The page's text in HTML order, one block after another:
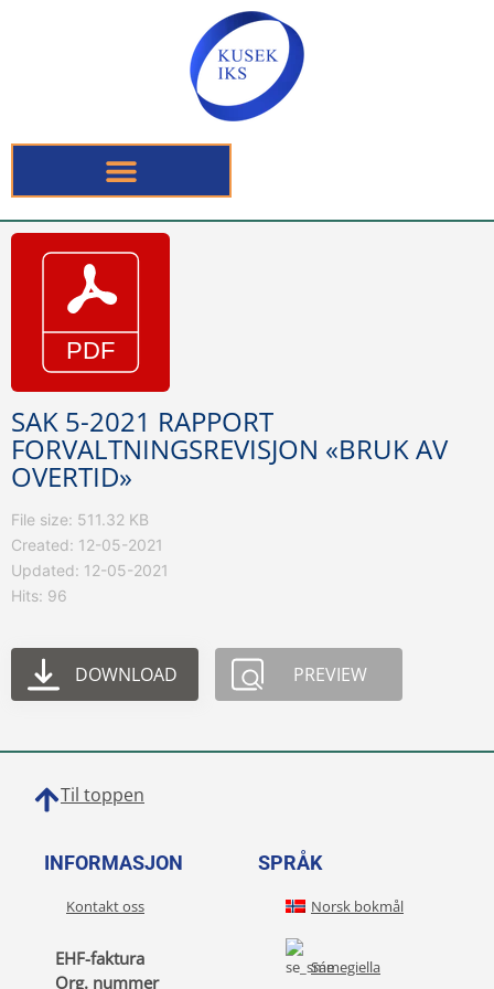
SAK 5-2021 RAPPORT
FORVALTNINGSREVISJON «BRUK AV
OVERTID»
File size: 511.32 KB
Created: 12-05-2021
Updated: 12-05-2021
Hits: 96
DOWNLOAD PREVIEW
Til toppen
INFORMASJON
Kontakt oss
EHF-faktura
Org. nummer
SPRÅK
Norsk bokmål
Sámegiella